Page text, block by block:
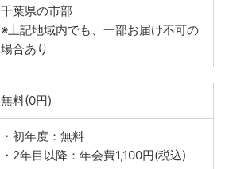
千葉県の市部
※上記地域内でも、一部お届け不可の
場合あり
無料(0円)
・初年度：無料
・2年目以降：年会費1,100円(税込)